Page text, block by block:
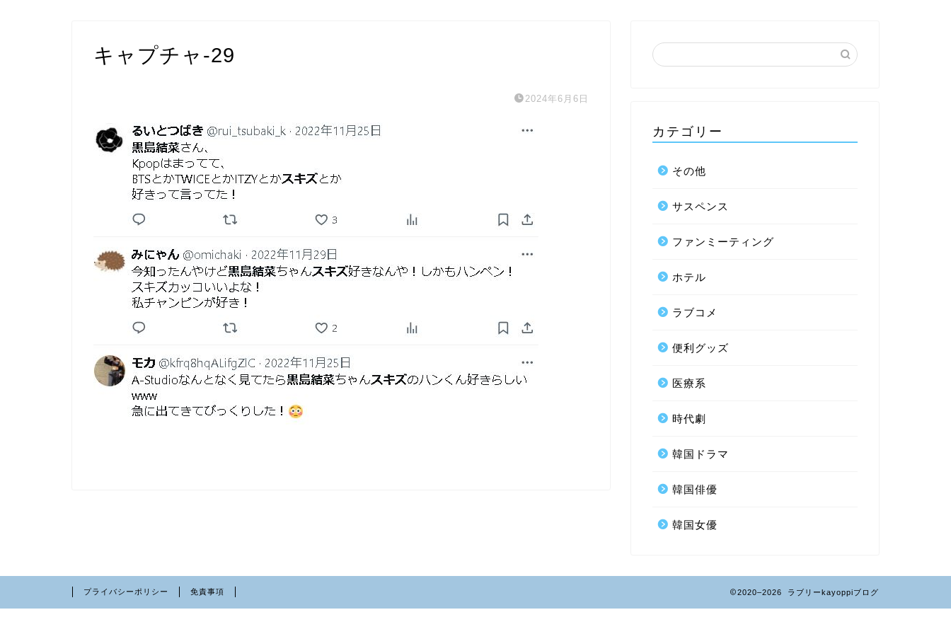
キャプチャ-29
2024年6月6日
カテゴリー
その他
サスペンス
ファンミーティング
ホテル
ラブコメ
便利グッズ
医療系
時代劇
韓国ドラマ
韓国俳優
韓国女優
プライバシーポリシー 免責事項 2020–2026 ラブリーkayoppiブログ